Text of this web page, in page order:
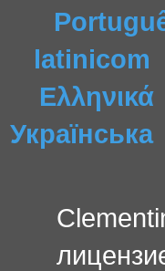
latinicom
Ελληνικά
Українська